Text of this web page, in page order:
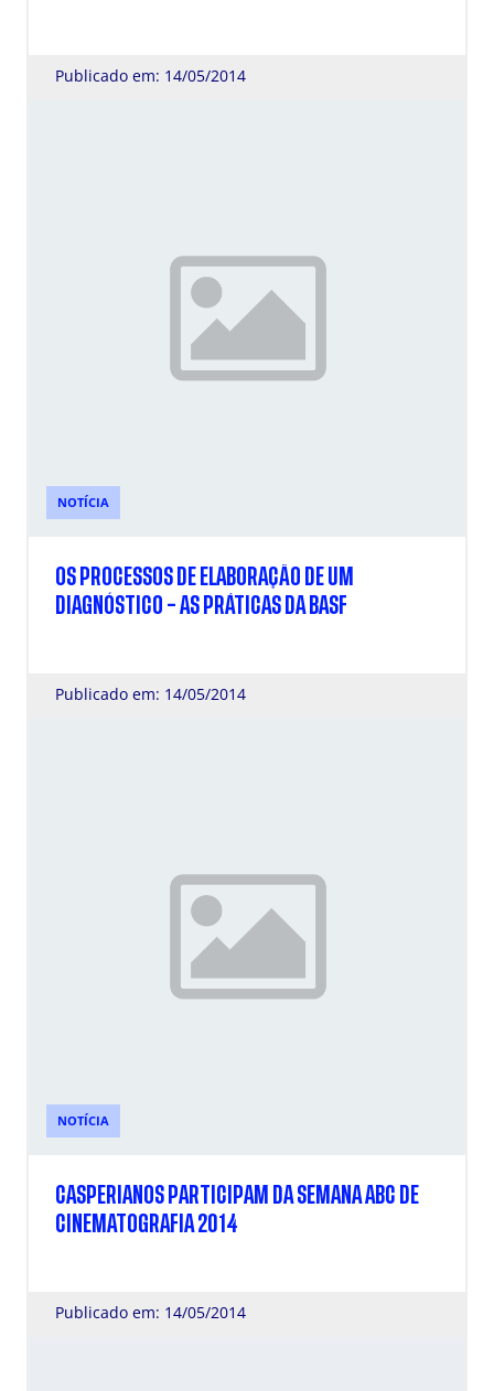
Publicado em: 14/05/2014
NOTÍCIA
OS PROCESSOS DE ELABORAÇÃO DE UM
DIAGNÓSTICO – AS PRÁTICAS DA BASF
Publicado em: 14/05/2014
NOTÍCIA
CASPERIANOS PARTICIPAM DA SEMANA ABC DE
CINEMATOGRAFIA 2014
Publicado em: 14/05/2014